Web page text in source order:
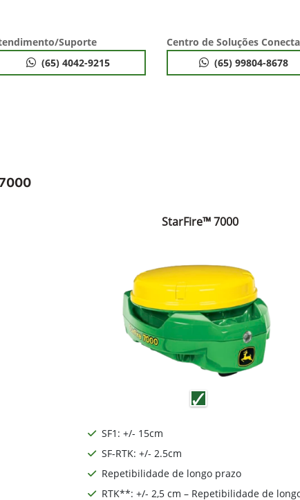
Suporte
(65) 4042-9215
Centro de Soluções
(65) 99804-8678
StarFire™ 7000
SF1: +/- 15cm
SF-RTK: +/- 2.5cm
Repetibilidade de longo prazo
RTK**: +/- 2,5 cm – Repetibilidade de